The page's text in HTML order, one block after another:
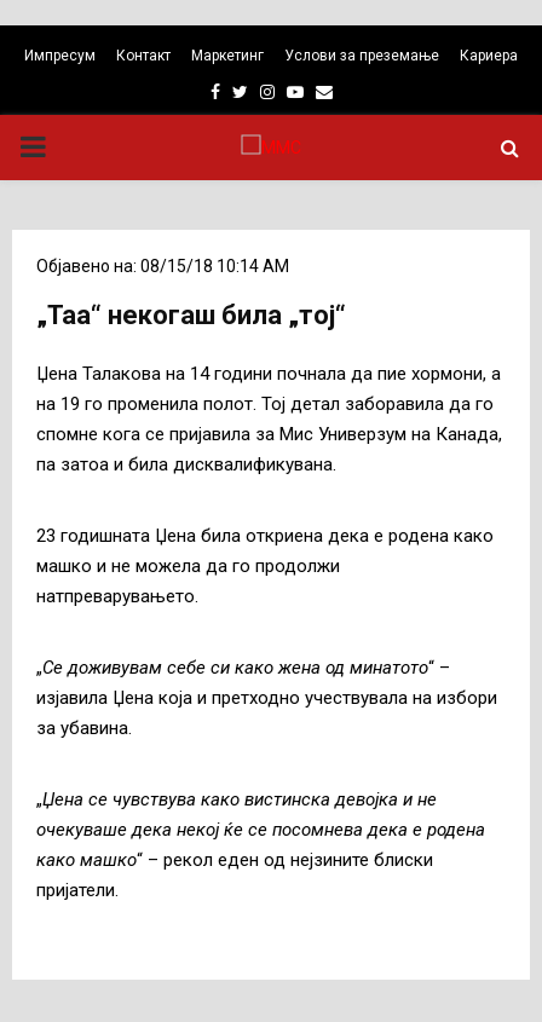
Импресум Контакт Маркетинг Услови за преземање Кариера
Facebook
TwitterInstagram
Youtube
Email
PRIMARY
Објавено на: 08/15/18 10:14 AM
„Таа“ некогаш била „тој“
Џена Талакова на 14 години почнала да пие хормони, а
на 19 го променила полот. Тој детал заборавила да го
спомне кога се пријавила за Мис Универзум на Канада,
па затоа и била дисквалификувана.
23 годишната Џена била откриена дека е родена како
машко и не можела да го продолжи
натпреварувањето.
„Се доживувам себе си како жена од минатото“ –
изјавила Џена која и претходно учествувала на избори
за убавина.
„Џена се чувствува како вистинска девојка и не
очекуваше дека некој ќе се посомнева дека е родена
како машко“ – рекол еден од нејзините блиски
пријатели.